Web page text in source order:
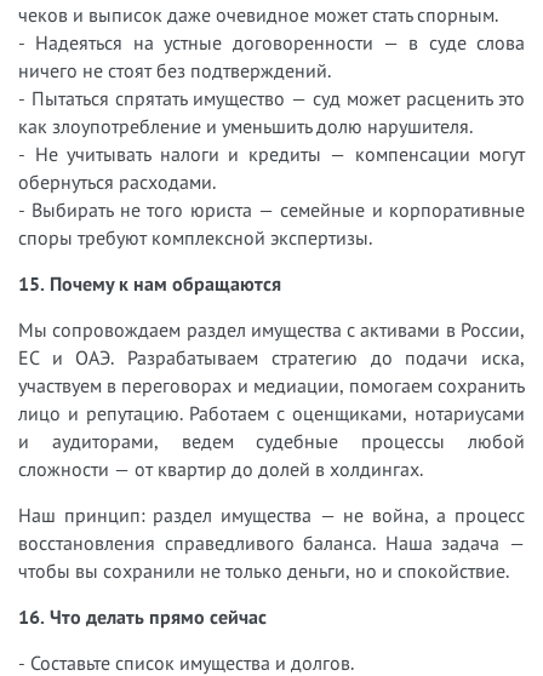
чеков и выписок даже очевидное может стать спорным.
- Надеяться на устные договоренности — в суде слова
ничего не стоят без подтверждений.
- Пытаться спрятать имущество — суд может расценить это
как злоупотребление и уменьшить долю нарушителя.
- Не учитывать налоги и кредиты — компенсации могут
обернуться расходами.
- Выбирать не того юриста — семейные и корпоративные
споры требуют комплексной экспертизы.
15. Почему к нам обращаются
Мы сопровождаем раздел имущества с активами в России,
ЕС и ОАЭ. Разрабатываем стратегию до подачи иска,
участвуем в переговорах и медиации, помогаем сохранить
лицо и репутацию. Работаем с оценщиками, нотариусами
и аудиторами, ведем судебные процессы любой
сложности — от квартир до долей в холдингах.
Наш принцип: раздел имущества — не война, а процесс
восстановления справедливого баланса. Наша задача —
чтобы вы сохранили не только деньги, но и спокойствие.
16. Что делать прямо сейчас
- Составьте список имущества и долгов.